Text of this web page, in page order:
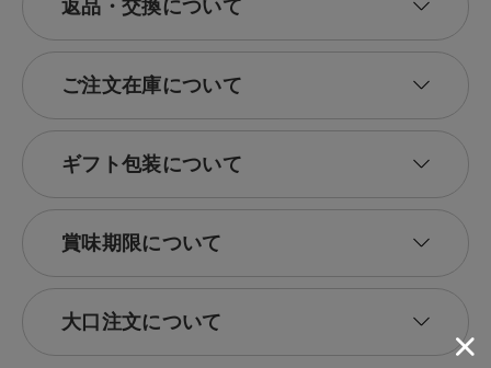
返品・交換について
ご注文在庫について
ギフト包装について
賞味期限について
大口注文について